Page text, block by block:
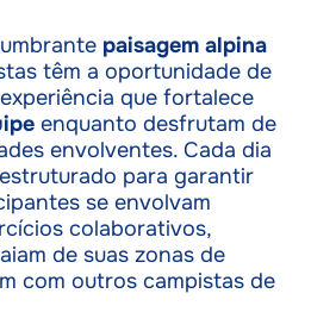
paisagem alpina
têm a oportunidade de
que fortalece
enquanto desfrutam de
envolventes. Cada dia
para garantir
se envolvam
colaborativos,
de suas zonas de
com outros campistas de